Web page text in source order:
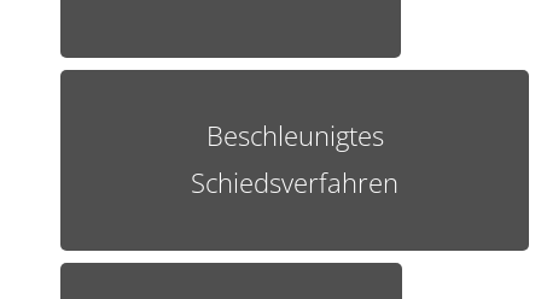
Beschleunigtes
Schiedsverfahren